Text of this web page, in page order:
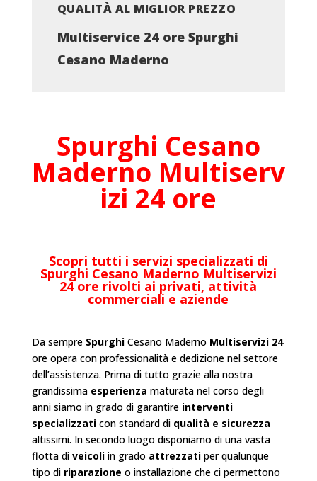
QUALITÀ AL MIGLIOR PREZZO
Multiservice 24 ore Spurghi
Cesano Maderno
Spurghi Cesano
Maderno Multiserv
izi 24 ore
Scopri tutti i servizi specializzati di
Spurghi Cesano Maderno Multiservizi
24 ore rivolti ai privati, attività
commerciali e aziende
Da sempre SpurghiCesano Maderno Multiservizi 24
ore opera con professionalità e dedizione nel settore
dell’assistenza. Prima di tutto grazie alla nostra
grandissima esperienza maturata nel corso degli
anni siamo in grado di garantire interventi
specializzaticon standard di qualità e sicurezza
altissimi. In secondo luogo disponiamo di una vasta
flotta di veicoliin grado attrezzatiper qualunque
tipo di riparazione o installazioneche ci permettono